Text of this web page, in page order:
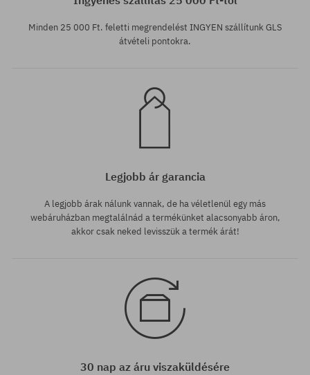
Minden 25 000 Ft. feletti megrendelést INGYEN szállítunk GLS
átvételi pontokra.
Legjobb ár garancia
A legjobb árak nálunk vannak, de ha véletlenül egy más
webáruházban megtalálnád a termékünket alacsonyabb áron,
akkor csak neked levisszük a termék árát!
30 nap az áru viszaküldésére